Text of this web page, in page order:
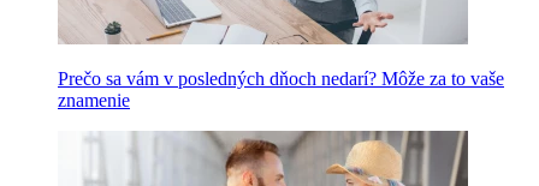
Prečo sa vám v posledných dňoch nedarí? Môže za to vaše
znamenie